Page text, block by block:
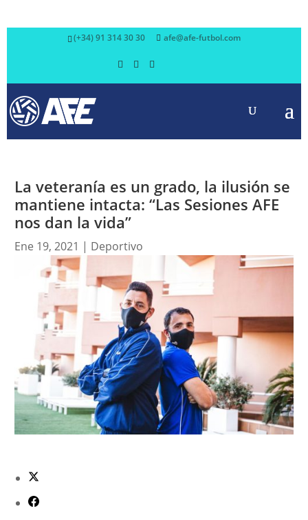
(+34) 91 314 30 30 afe@afe-futbol.com
La veteranía es un grado, la ilusión se
mantiene intacta: “Las Sesiones AFE
nos dan la vida”
Ene 19, 2021 | Deportivo